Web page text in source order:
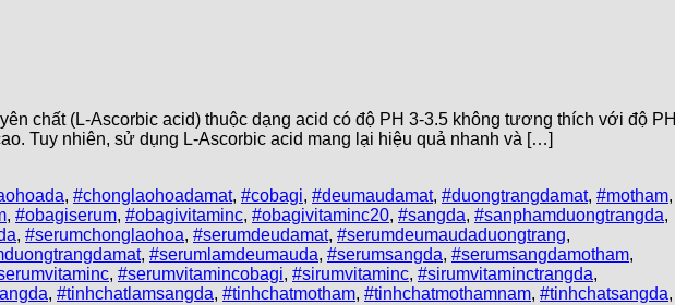
chất (L-Ascorbic acid) thuộc dạng acid có độ PH 3-3.5 không tương thích với độ PH
Tuy nhiên, sử dụng L-Ascorbic acid mang lại hiệu quả nhanh và […]
, #chonglaohoadamat, #cobagi, #deumaudamat, #duongtrangdamat, #motham,
, #obagiserum, #obagivitaminc, #obagivitaminc20, #sangda, #sanphamduongtrangda,
, #serumchonglaohoa, #serumdeudamat, #serumdeumaudaduongtrang,
, #serumlamdeumauda, #serumsangda, #serumsangdamotham,
, #serumvitamincobagi, #sirumvitaminc, #sirumvitaminctrangda,
, #tinhchatlamsangda, #tinhchatmotham, #tinhchatmothamnam, #tinhchatsangda,